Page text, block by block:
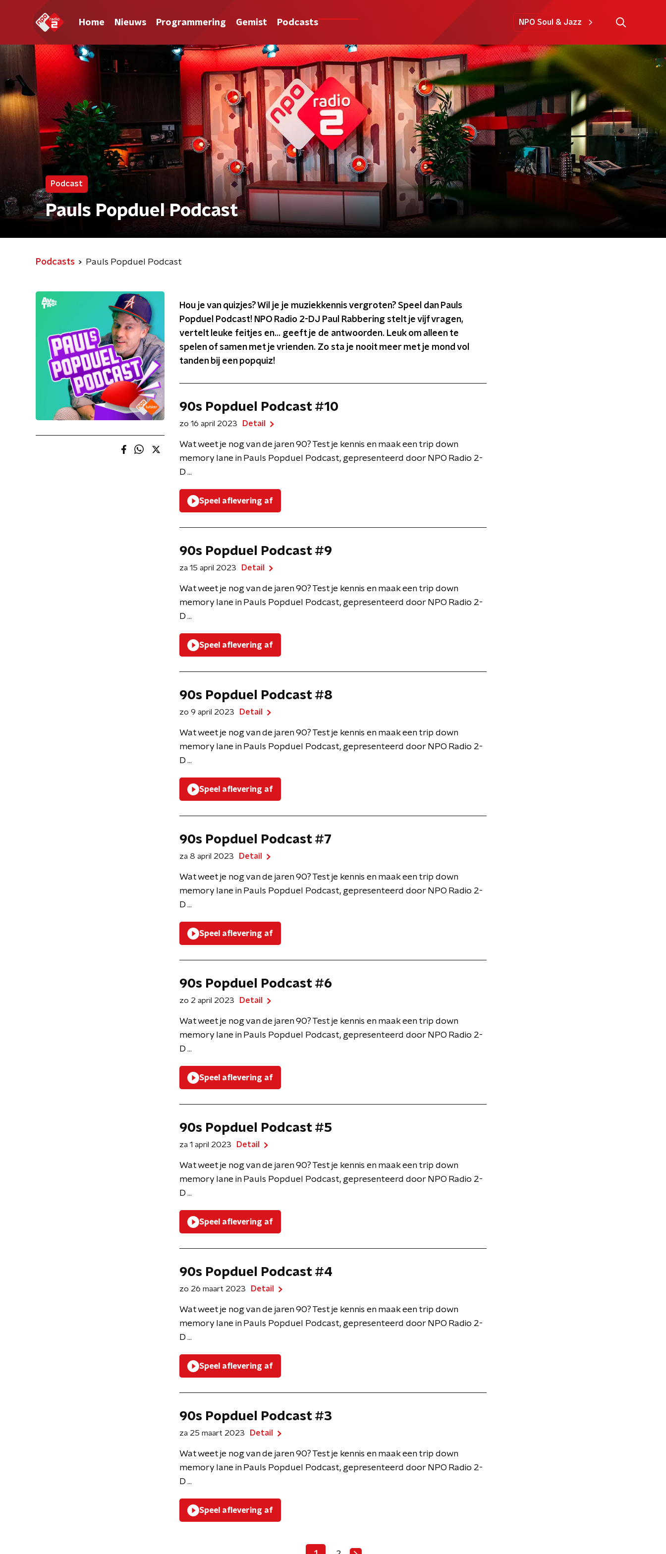
Home Nieuws Programmering Gemist Podcasts NPO Soul & Jazz
Podcast
Pauls Popduel Podcast
Podcasts Pauls Popduel Podcast
Hou je van quizjes? Wil je je muziekkennis vergroten? Speel dan Pauls
Popduel Podcast! NPO Radio 2-DJ Paul Rabbering stelt je vijf vragen,
vertelt leuke feitjes en... geeft je de antwoorden. Leuk om alleen te
spelen of samen met je vrienden. Zo sta je nooit meer met je mond vol
tanden bij een popquiz!
90s Popduel Podcast #10
zo 16 april 2023 Detail
Wat weet je nog van de jaren 90? Test je kennis en maak een trip down
memory lane in Pauls Popduel Podcast, gepresenteerd door NPO Radio 2-
D ...
Speel aflevering af
90s Popduel Podcast #9
za 15 april 2023 Detail
Wat weet je nog van de jaren 90? Test je kennis en maak een trip down
memory lane in Pauls Popduel Podcast, gepresenteerd door NPO Radio 2-
D ...
Speel aflevering af
90s Popduel Podcast #8
zo 9 april 2023 Detail
Wat weet je nog van de jaren 90? Test je kennis en maak een trip down
memory lane in Pauls Popduel Podcast, gepresenteerd door NPO Radio 2-
D ...
Speel aflevering af
90s Popduel Podcast #7
za 8 april 2023 Detail
Wat weet je nog van de jaren 90? Test je kennis en maak een trip down
memory lane in Pauls Popduel Podcast, gepresenteerd door NPO Radio 2-
D ...
Speel aflevering af
90s Popduel Podcast #6
zo 2 april 2023 Detail
Wat weet je nog van de jaren 90? Test je kennis en maak een trip down
memory lane in Pauls Popduel Podcast, gepresenteerd door NPO Radio 2-
D ...
Speel aflevering af
90s Popduel Podcast #5
za 1 april 2023 Detail
Wat weet je nog van de jaren 90? Test je kennis en maak een trip down
memory lane in Pauls Popduel Podcast, gepresenteerd door NPO Radio 2-
D ...
Speel aflevering af
90s Popduel Podcast #4
zo 26 maart 2023 Detail
Wat weet je nog van de jaren 90? Test je kennis en maak een trip down
memory lane in Pauls Popduel Podcast, gepresenteerd door NPO Radio 2-
D ...
Speel aflevering af
90s Popduel Podcast #3
za 25 maart 2023 Detail
Wat weet je nog van de jaren 90? Test je kennis en maak een trip down
memory lane in Pauls Popduel Podcast, gepresenteerd door NPO Radio 2-
D ...
Speel aflevering af